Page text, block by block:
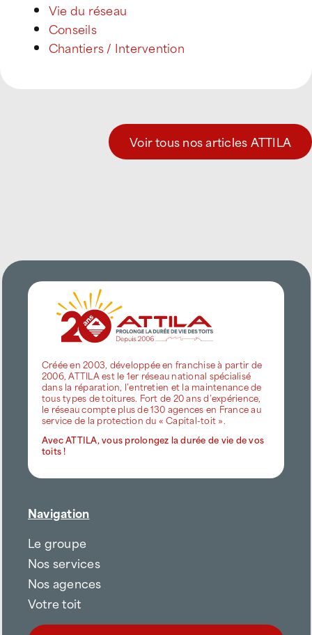
Vie du réseau
Conseils
Chantiers / Intervention
Voir tous nos articles ATTILA
Créée en 2003, développée en franchise à partir de
2006, ATTILA est le 1er réseau national spécialisé
dans la réparation, l’entretien et la maintenance de
tous types de toitures. Fort de 20 ans d’expérience,
le réseau compte plus de 130 agences en France au
service de la protection du « Capital-toit ».
Avec ATTILA, vous prolongez la durée de vie de vos
toits !
Navigation
Le groupe
Nos services
Nos agences
Votre toit